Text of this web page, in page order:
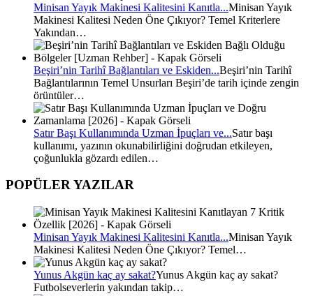
Minisan Yayık Makinesi Kalitesini Kanıtla...Minisan Yayık
Makinesi Kalitesi Neden Öne Çıkıyor? Temel Kriterlere
Yakından…
Beşiri’nin Tarihî Bağlantıları ve Eskiden...Beşiri’nin Tarihî
Bağlantılarının Temel Unsurları Beşiri’de tarih içinde zengin
örüntüler…
Satır Başı Kullanımında Uzman İpuçları ve...Satır başı
kullanımı, yazının okunabilirliğini doğrudan etkileyen,
çoğunlukla gözardı edilen…
POPÜLER YAZILAR
Minisan Yayık Makinesi Kalitesini Kanıtla...Minisan Yayık
Makinesi Kalitesi Neden Öne Çıkıyor? Temel…
Yunus Akgün kaç ay sakat?Yunus Akgün kaç ay sakat?
Futbolseverlerin yakından takip…